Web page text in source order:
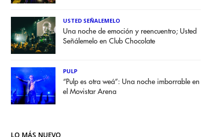
USTED SEÑALEMELO
Una noche de emoción y reencuentro; Usted
Señálemelo en Club Chocolate
PULP
“Pulp es otra weá”: Una noche imborrable en
el Movistar Arena
LO MÁS NUEVO